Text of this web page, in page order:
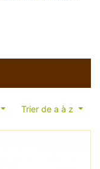
Trier de a à z